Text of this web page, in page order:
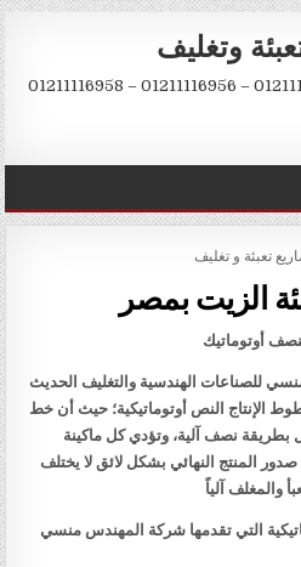
وتغليف
تعبئة و تغليف
الزيت بمصر
أوتوماتيك
للصناعات الهندسية والتغليف الحديث
الإنتاج النص أوتوماتيكية؛ حيث أن خط
بطريقة نصف آلية، وتؤدي كل ماكينة
المنتج النهائي بشكل لائق لا يختلف
والمغلف آلياً
التي تقدمها شركة المهندس منسي